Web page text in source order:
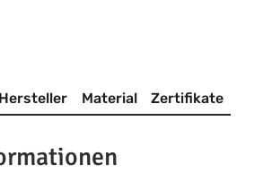
Hersteller Material Zertifikate